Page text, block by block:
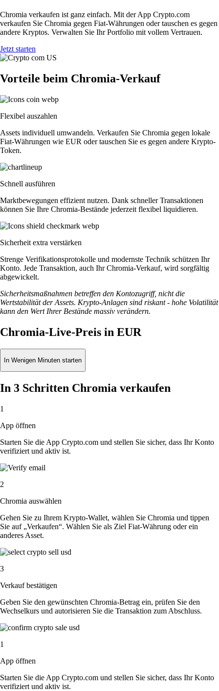
Chromia verkaufen ist ganz einfach. Mit der App Crypto.com
verkaufen Sie Chromia gegen Fiat-Währungen oder tauschen es gegen
andere Kryptos. Verwalten Sie Ihr Portfolio mit vollem Vertrauen.
Jetzt starten
Vorteile beim Chromia-Verkauf
Flexibel auszahlen
Assets individuell umwandeln. Verkaufen Sie Chromia gegen lokale
Fiat-Währungen wie EUR oder tauschen Sie es gegen andere Krypto-
Token.
Schnell ausführen
Marktbewegungen effizient nutzen. Dank schneller Transaktionen
können Sie Ihre Chromia-Bestände jederzeit flexibel liquidieren.
Sicherheit extra verstärken
Strenge Verifikationsprotokolle und modernste Technik schützen Ihr
Konto. Jede Transaktion, auch Ihr Chromia-Verkauf, wird sorgfältig
abgewickelt.
Sicherheitsmaßnahmen betreffen den Kontozugriff, nicht die
Wertstabilität der Assets. Krypto-Anlagen sind riskant - hohe Volatilität
kann den Wert Ihrer Bestände massiv verändern.
Chromia-Live-Preis in EUR
In Wenigen Minuten starten
In 3 Schritten Chromia verkaufen
1
App öffnen
Starten Sie die App Crypto.com und stellen Sie sicher, dass Ihr Konto
verifiziert und aktiv ist.
2
Chromia auswählen
Gehen Sie zu Ihrem Krypto-Wallet, wählen Sie Chromia und tippen
Sie auf „Verkaufen“. Wählen Sie als Ziel Fiat-Währung oder ein
anderes Asset.
3
Verkauf bestätigen
Geben Sie den gewünschten Chromia-Betrag ein, prüfen Sie den
Wechselkurs und autorisieren Sie die Transaktion zum Abschluss.
1
App öffnen
Starten Sie die App Crypto.com und stellen Sie sicher, dass Ihr Konto
verifiziert und aktiv ist.